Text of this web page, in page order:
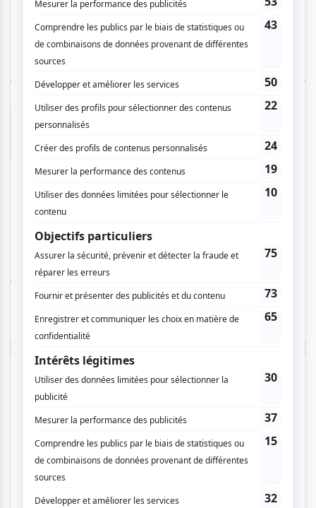
www.rideauvert.qc.ca
1 COMMENTAIRE DE MEMBRE
Nathalie B.
toujours fidèle à elle même. Intense! Imprégné
aussi!
Vous devez être connecté pour
donner un avis.
TOUTES LES OFFRES